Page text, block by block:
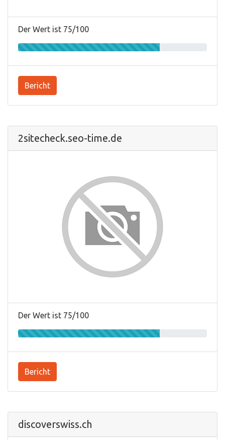
Der Wert ist 75/100
Bericht
2sitecheck.seo-time.de
Der Wert ist 75/100
Bericht
discoverswiss.ch